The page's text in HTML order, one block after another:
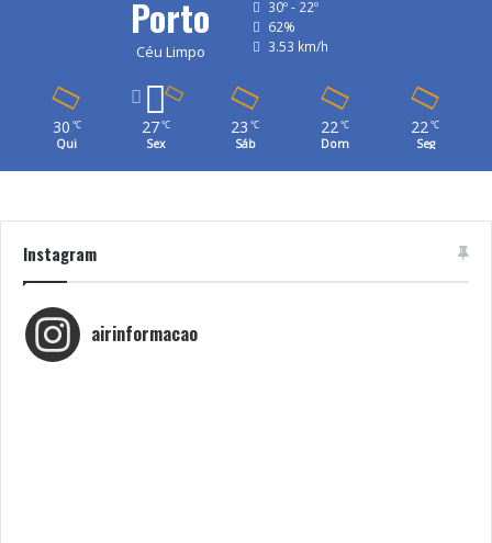
Porto
Céu Limpo
30º - 22º
62%
3.53 km/h
30 ℃
Qui
27 ℃
Sex
23 ℃
Sáb
22℃
Dom
22℃
Seg
Instagram
airinformacao